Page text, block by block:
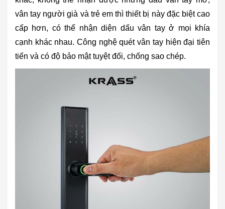
vân tay người già và trẻ em thì thiết bị này đặc biệt cao
cấp hơn, có thể nhận diện dấu vân tay ở mọi khía
cạnh khác nhau. Công nghệ quét vân tay hiện đại tiên
tiến và có độ bảo mật tuyệt đối, chống sao chép.